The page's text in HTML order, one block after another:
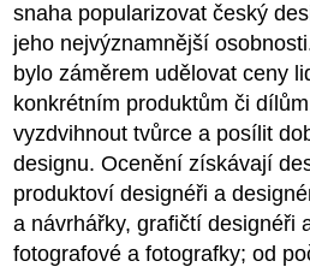
snaha popularizovat český
jeho nejvýznamnější
bylo záměrem udělovat ceny
konkrétním produktům či
vyzdvihnout tvůrce a posílit
designu. Ocenění získávají
produktoví designéři a
a návrhářky, grafičtí designéři
fotografové a fotografky; od